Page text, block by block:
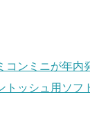
コンミニが年内
トッシュ用ソフ